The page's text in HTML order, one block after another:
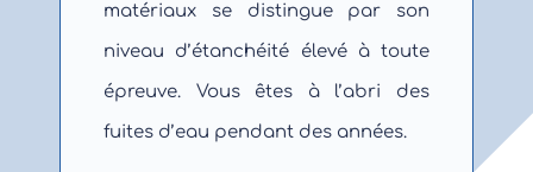
matériaux se distingue par son
niveau d’étanchéité élevé à toute
épreuve. Vous êtes à l’abri des
fuites d’eau pendant des années.